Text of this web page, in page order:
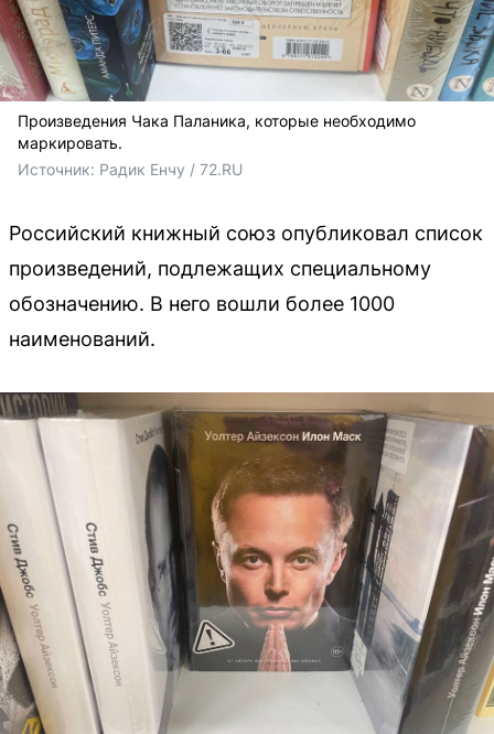
Произведения Чака Паланика, которые необходимо
маркировать.
Источник: Радик Енчу / 72.RU
Российский книжный союз опубликовал список
произведений, подлежащих специальному
обозначению. В него вошли более 1000
наименований.